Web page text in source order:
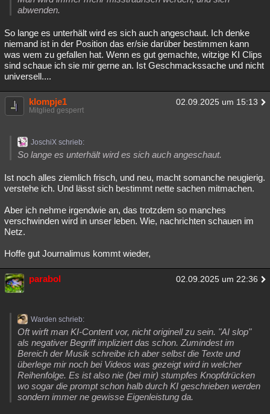
abwenden.
So lange es unterhält wird es sich auch angeschaut. Ich denke
niemand ist in der Position das er/sie darüber bestimmen kann
was wem zu gefallen hat. Wenn es gut gemachte, witzige KI Clips
sind schaue ich sie mir gerne an. Ist Geschmackssache und nicht
universell....
klompje1 02.09.2025 um 15:13
Mitglied gesperrt
JoschiX schrieb:
So lange es unterhält wird es sich auch angeschaut.
Ist noch alles ziemlich frisch, und neu, macht somanche neugierig.
verstehe ich. Und lässt sich bestimmt nette sachen mitmachen.
Aber ich nehme irgendwie an, das trotzdem so manches
verschwinden wird in unser leben. Wie, nachrichten schauen im
Netz.
Hoffe gut Journalimus kommt wieder,
parabol 02.09.2025 um 22:36
Warden schrieb:
Oft wirft man KI-Content vor, nicht originell zu sein. "AI slop"
als negativer Begriff impliziert das schon. Zumindest im
Bereich der Musik schreibe ich aber selbst die Texte und
überlege mir noch bei Videos was gezeigt wird in welcher
Reihenfolge. Es ist also nie (bei mir) stumpfes Knopfdrücken
wo sogar die prompt schon halb durch KI geschrieben werden
sondern immer ne gewisse Eigenleistung da.